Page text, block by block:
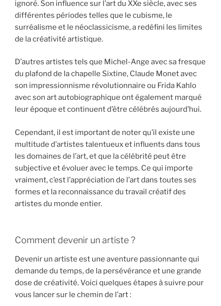
ignoré. Son influence sur l’art du XXe siècle, avec ses
différentes périodes telles que le cubisme, le
surréalisme et le néoclassicisme, a redéfini les limites
de la créativité artistique.
D’autres artistes tels que Michel-Ange avec sa fresque
du plafond de la chapelle Sixtine, Claude Monet avec
son impressionnisme révolutionnaire ou Frida Kahlo
avec son art autobiographique ont également marqué
leur époque et continuent d’être célébrés aujourd’hui.
Cependant, il est important de noter qu’il existe une
multitude d’artistes talentueux et influents dans tous
les domaines de l’art, et que la célébrité peut être
subjective et évoluer avec le temps. Ce qui importe
vraiment, c’est l’appréciation de l’art dans toutes ses
formes et la reconnaissance du travail créatif des
artistes du monde entier.
Comment devenir un artiste ?
Devenir un artiste est une aventure passionnante qui
demande du temps, de la persévérance et une grande
dose de créativité. Voici quelques étapes à suivre pour
vous lancer sur le chemin de l’art :